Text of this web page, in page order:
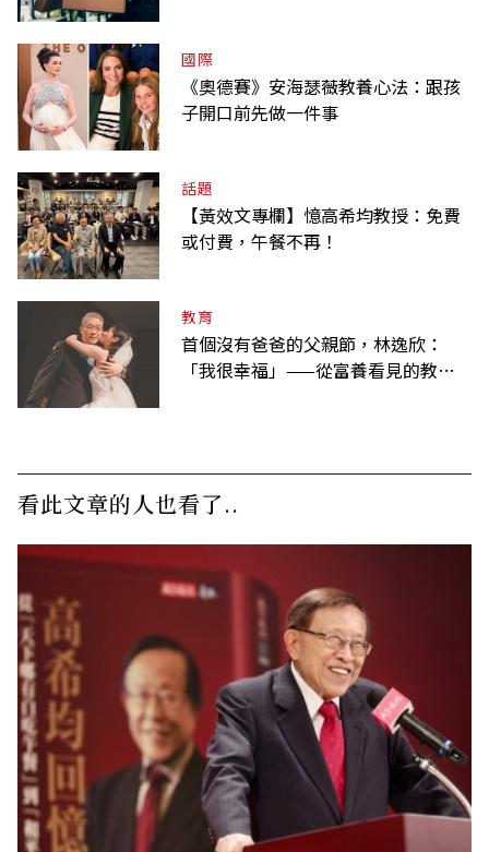
國際
《奧德賽》安海瑟薇教養心法：跟孩
子開口前先做一件事
話題
【黃效文專欄】憶高希均教授：免費
或付費，午餐不再！
教育
首個沒有爸爸的父親節，林逸欣：
「我很幸福」——從富養看見的教養
看此文章的人也看了..